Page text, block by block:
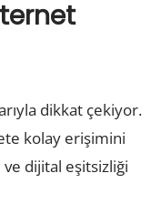
dikkat çekiyor.
kolay erişimini
ve dijital eşitsizliği